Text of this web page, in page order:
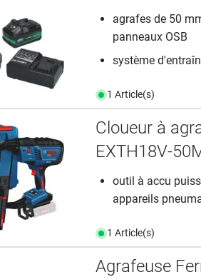
agrafes de 50
panneaux OSB
système
1 Article(s)
Cloueur à
EXTH18V-
outil à accu
appareils
1 Article(s)
Agrafeuse